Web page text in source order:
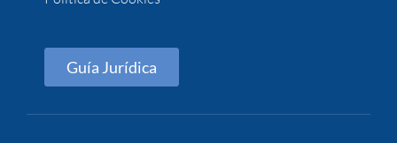
Guía Jurídica